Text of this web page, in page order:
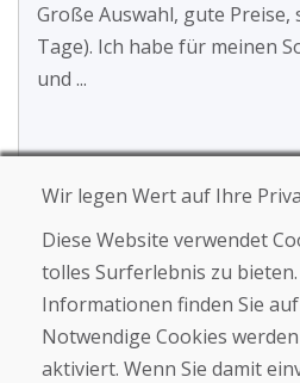
Große Auswahl, gute Preise,
Tage). Ich habe für meinen
und ...
SK Oker, 08.01.2026
★★ ★ ★★
Ware wurde gut verpackt
Zustand war wie beschrieben
Wir legen Wert auf Ihre
Diese Website verwendet
tolles Surferlebnis zu
Informationen finden Sie
Notwendige Cookies
aktiviert. Wenn Sie damit